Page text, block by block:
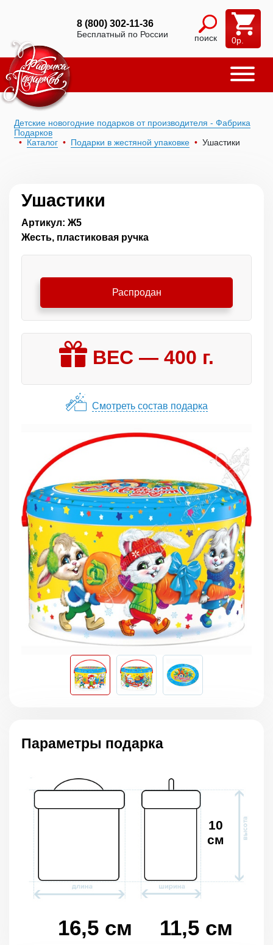
8 (800) 302-11-36
Бесплатный по России поиск 0р.
Детские новогодние подарков от производителя - Фабрика
Подарков
Каталог
Подарки в жестяной упаковке Ушастики
Ушастики
Артикул: Ж5
Жесть, пластиковая ручка
Распродан
ВЕС — 400 г.
Смотреть состав подарка
Параметры подарка
16,5 см 11,5 см
10
см